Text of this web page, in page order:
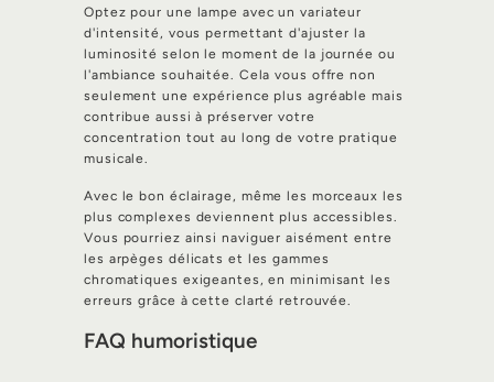
Optez pour une lampe avec un variateur
d'intensité, vous permettant d'ajuster la
luminosité selon le moment de la journée ou
l'ambiance souhaitée. Cela vous offre non
seulement une expérience plus agréable mais
contribue aussi à préserver votre
concentration tout au long de votre pratique
musicale.
Avec le bon éclairage, même les morceaux les
plus complexes deviennent plus accessibles.
Vous pourriez ainsi naviguer aisément entre
les arpèges délicats et les gammes
chromatiques exigeantes, en minimisant les
erreurs grâce à cette clarté retrouvée.
FAQ humoristique